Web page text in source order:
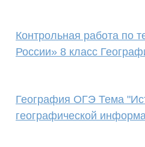
Контрольная работа по
России» 8 класс
География ОГЭ Тема
географической